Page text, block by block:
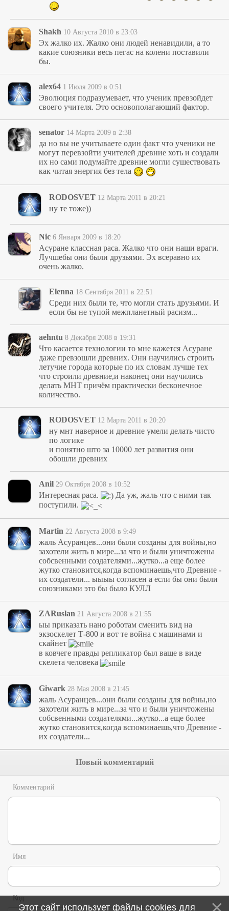
Shakh 10 Августа 2010 в 23:03
Эх жалко их. Жалко они людей ненавидили, а то
какие союзники весь пегас на колени поставили
бы.
alex64 1 Июля 2009 в 0:51
Эволюция подразумевает, что ученик превзойдет
своего учителя. Это основополагающий фактор.
senator 14 Марта 2009 в 2:38
да но вы не учитываете один факт что ученики не
могут перевзойти учителей древние хоть и создали
их но сами подумайте древние могли сушествовать
как читая энергия без тела
RODOSVET 12 Марта 2011 в 20:21
ну те тоже))
Nic 6 Января 2009 в 18:20
Асуране классная раса. Жалко что они наши враги.
Лучшебы они были друзьями. Эх всеравно их
очень жалко.
Elenna 18 Сентября 2011 в 22:51
Среди них были те, что могли стать друзьями. И
если бы не тупой межпланетный расизм...
aehntu 8 Декабря 2008 в 19:31
Что касается технологии то мне кажется Асуране
даже превзошли древних. Они научились строить
летучие города которые по их словам лучше тех
что строили древние,и наконец они научились
делать МНТ причём практически бесконечное
количество.
RODOSVET 12 Марта 2011 в 20:20
ну мнт наверное и древние умели делать чисто
по логике
и понятно што за 10000 лет развития они
обошли древних
Anil 29 Октября 2008 в 10:52
Интересная раса.
Да уж, жаль что с ними так
поступили.
Martin 22 Августа 2008 в 9:49
жаль Асуранцев...они были созданы для войны,но
захотели жить в мире...за что и были уничтожены
собсвенными создателями...жутко...а еще более
жутко становится,когда вспоминаешь,что Древние -
их создатели... ыыыы согласен а если бы они были
союзниками это бы было КУЛЛ
ZARuslan 21 Августа 2008 в 21:55
ыы приказать нано роботам сменить вид на
экзоскелет Т-800 и вот те война с машинами и
скайнет
в ковчеге правды репликатор был ваще в виде
скелета человека
Giwark 28 Мая 2008 в 21:45
жаль Асуранцев...они были созданы для войны,но
захотели жить в мире...за что и были уничтожены
собсвенными создателями...жутко...а еще более
жутко становится,когда вспоминаешь,что Древние -
их создатели...
Новый комментарий
Комментарий
Имя
Код
Этот сайт использует файлы cookies для